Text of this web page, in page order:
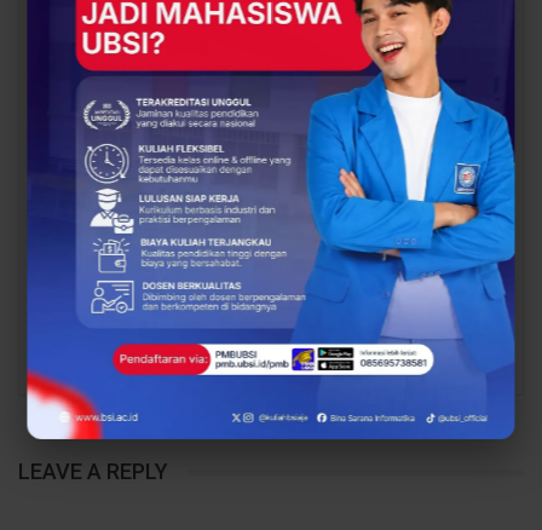
EVENT
Audit Mutu Internal
Siklus 8 Jadi Momentum
Penguatan Budaya Mutu
Prodi Sistem…
Prodi Pariwisata UBSI
Jalani Audit Mutu
Internal Siklus 8,
Perkuat Fondasi
Menuju…
NEXT
LEAVE A REPLY